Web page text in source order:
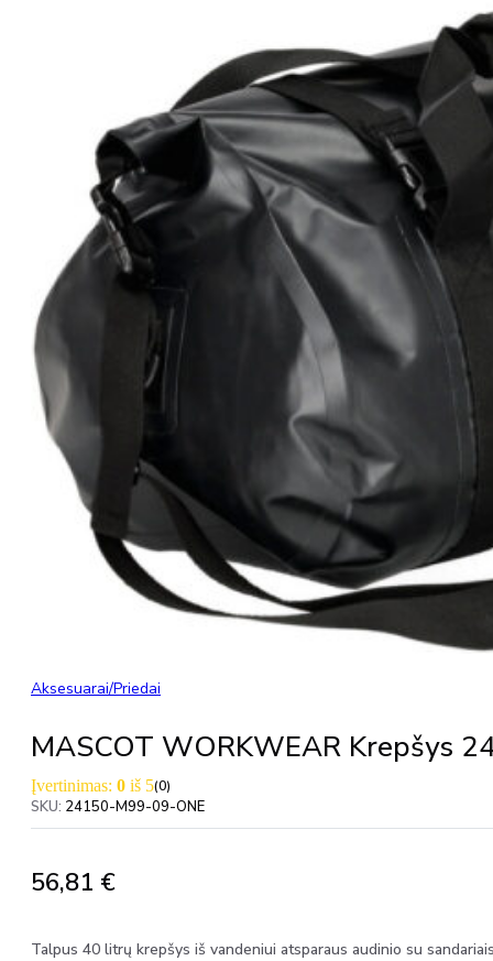
Aksesuarai/priedai
MASCOT WORKWEAR Krepšys
Įvertinimas: 0 iš 5(0)
SKU: 24150-M99-09-ONE
56,81 €
Talpus 40 litrų krepšys iš vandeniui atsparaus audinio su